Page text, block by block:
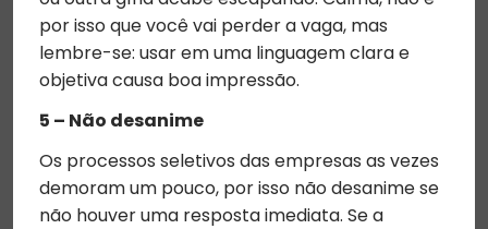
por isso que você vai perder a vaga, mas
lembre-se: usar em uma linguagem clara e
objetiva causa boa impressão.
5 – Não desanime
Os processos seletivos das empresas as vezes
demoram um pouco, por isso não desanime se
não houver uma resposta imediata. Se a